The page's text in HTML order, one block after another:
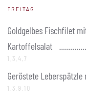
FREITAG
Goldgelbes Fischfilet
Kartoffelsalat
1,3,4,7
Geröstete Leberspätzle
1,3,9,10